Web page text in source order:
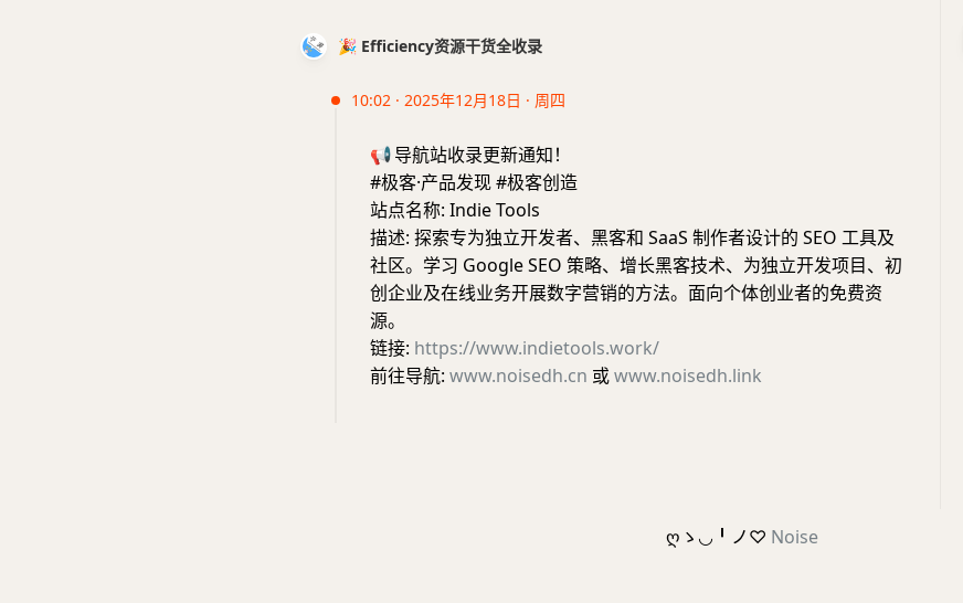
🎉 Efficiency资源干货全收录
10:02 · 2025年12月18日 · 周四
📢导航站收录更新通知！
#极客·产品发现 #极客创造
站点名称: Indie Tools
描述: 探索专为独立开发者、黑客和 SaaS 制作者设计的 SEO 工具及
社区。学习 Google SEO 策略、增长黑客技术、为独立开发项目、初
创企业及在线业务开展数字营销的方法。面向个体创业者的免费资
源。
链接: https://www.indietools.work/
前往导航: www.noisedh.cn 或www.noisedh.link
ღゝ◡╹ノ♡ Noise